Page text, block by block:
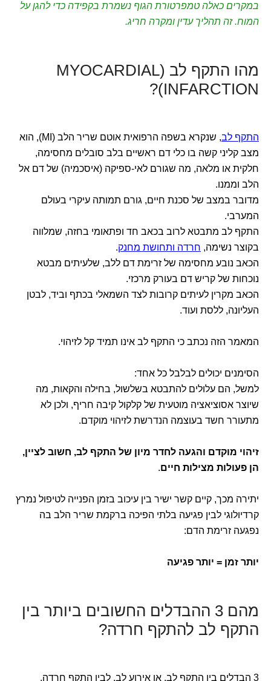
במקרים כאלה טמפרטורת הגוף נשמרת בקפידה כדי להגן על
המוח. זה תהליך עדין ומקרה חריג.
מהו התקף לב (MYOCARDIAL
INFARCTION)?
התקף לב
, שנקרא בשפה הרפואית אוטם שריר הלב (MI), הוא
מצב קליני קשה בו כלי דם ראשיים בלב סובלים מחסימה,
חלקית או מלאה, מה שגורם לאי-ספיקה (איסכמיה) של דם אל
הלב וממנו.
מדובר במצב של סכנת חיים, גורם תמותה עיקרי בעולם
המערבי.
התקף לב מתבטא לרוב בכאב חד ופתאומי בחזה, שמלווה
בקוצר נשימה, חרדה ותחושת מחנק.
הכאב נובע מחסימה של זרימת דם ללב, שלעיתים מבטא
נוכחות של קריש דם בעורק מרכזי.
הכאב מקרין לעיתים קרובות לצד השמאלי בכתף וביד, לבטן
העליונה, ללסת ועוד.
המאמר הזה נכתב כי התקף לב אינו תמיד קל לזיהוי.
הסימנים יכולים לבלבל כל אחד:
למשל, הם עלולים להתבטא בשלשול, בחילה והקאות, מה
שיוצר אסוציאציה מוטעית של קלקול קיבה חריף, ולכן לא
מתעורר חשד בעוצמה הנדרשת לזיהוי מוקדם.
זיהוי מוקדם והגעה לחדר מיון של התקף לב, חשוב לציין,
הן פעולות מצילות חיים.
יתירה מכך, קיים קשר ישיר בין עיכוב בזמן הפנייה לטיפול נמרץ
קרדיולוגי לבין פגיעה בלתי הפיכה ברקמת שריר הלב בה
נפגעה זרימת הדם:
יותר זמן = יותר פגיעה
מהם 3 ההבדלים החשובים ביותר בין
התקף לב להתקף חרדה?
3 הבדלים בין התקף לב, או אירוע לב, לבין התקף חרדה,